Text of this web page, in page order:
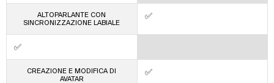
ALTOPARLANTE CON
SINCRONIZZAZIONE LABIALE
✅
✅
CREAZIONE E MODIFICA DI
AVATAR
✅